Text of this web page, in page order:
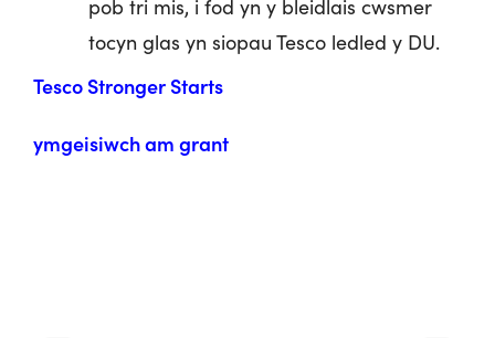
pob tri mis, i fod yn y bleidlais cwsmer
tocyn glas yn siopau Tesco ledled y DU.
Tesco Stronger Starts
ymgeisiwcham grant